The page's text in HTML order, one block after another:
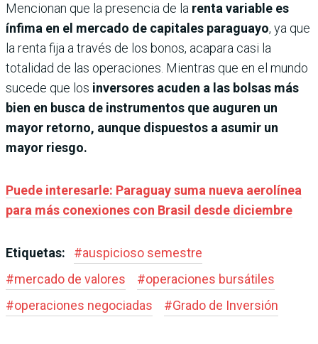
Mencionan que la presencia de la renta variable es
ínfima en el mercado de capitales paraguayo, ya que
la renta fija a través de los bonos, acapara casi la
totalidad de las operaciones. Mientras que en el mundo
sucede que los inversores acuden a las bolsas más
bien en busca de instrumentos que auguren un
mayor retorno, aunque dispuestos a asumir un
mayor riesgo.
Puede interesarle: Paraguay suma nueva aerolínea
para más conexiones con Brasil desde diciembre
Etiquetas: #auspicioso semestre
#mercado de valores #operaciones bursátiles
#operaciones negociadas #Grado de Inversión